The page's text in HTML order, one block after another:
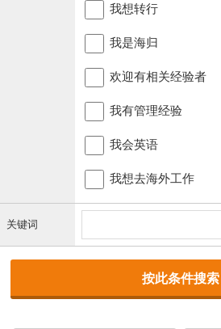
我想转行
我是海归
欢迎有相关经验者
我有管理经验
我会英语
我想去海外工作
关键词